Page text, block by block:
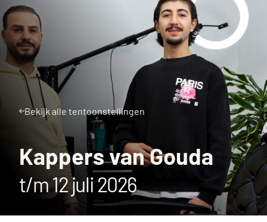
Te zien en te doen
Collectie
Over Museum Gouda
Bekijk alle tentoonstellingen
Kappers van Gouda
t/m 12 juli 2026